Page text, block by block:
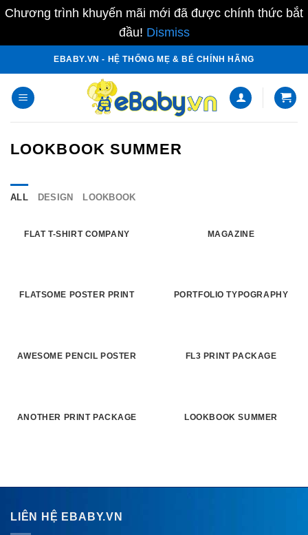
Chương trình khuyến mãi mới đã được chính thức bắt
đầu! Dismiss
content
EBABY.VN - HỆ THỐNG MẸ & BÉ CHÍNH HÃNG
LOOKBOOK SUMMER
ALL DESIGN LOOKBOOK
FLAT T-SHIRT COMPANY MAGAZINE
FLATSOME POSTER PRINT PORTFOLIO TYPOGRAPHY
AWESOME PENCIL POSTER FL3 PRINT PACKAGE
ANOTHER PRINT PACKAGE LOOKBOOK SUMMER
LIÊN HỆ EBABY.VN